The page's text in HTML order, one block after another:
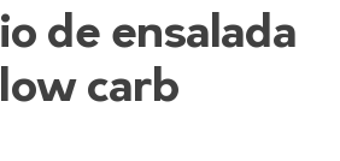
de ensalada
carb